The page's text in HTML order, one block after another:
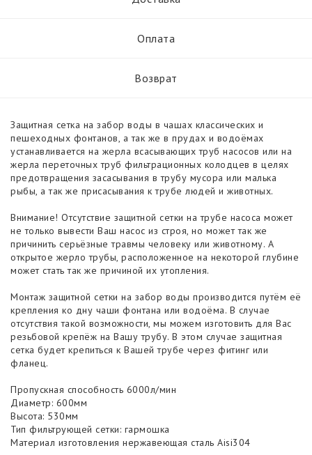
Оплата
Возврат
Защитная сетка на забор воды в чашах классических и
пешеходных фонтанов, а так же в прудах и водоёмах
устанавливается на жерла всасывающих труб насосов или на
жерла переточных труб фильтрационных колодцев в целях
предотвращения засасывания в трубу мусора или малька
рыбы, а так же присасывания к трубе людей и животных.
Внимание! Отсутствие защитной сетки на трубе насоса может
не только вывести Ваш насос из строя, но может так же
причинить серьёзные травмы человеку или животному. А
открытое жерло трубы, расположенное на некоторой глубине
может стать так же причиной их утопления.
Монтаж защитной сетки на забор воды производится путём её
крепления ко дну чаши фонтана или водоёма. В случае
отсутствия такой возможности, мы можем изготовить для Вас
резьбовой крепёж на Вашу трубу. В этом случае защитная
сетка будет крепиться к Вашей трубе через фитинг или
фланец.
Пропускная способность 6000л/мин
Диаметр: 600мм
Высота: 530мм
Тип фильтрующей сетки: гармошка
Материал изготовления нержавеющая сталь Aisi304